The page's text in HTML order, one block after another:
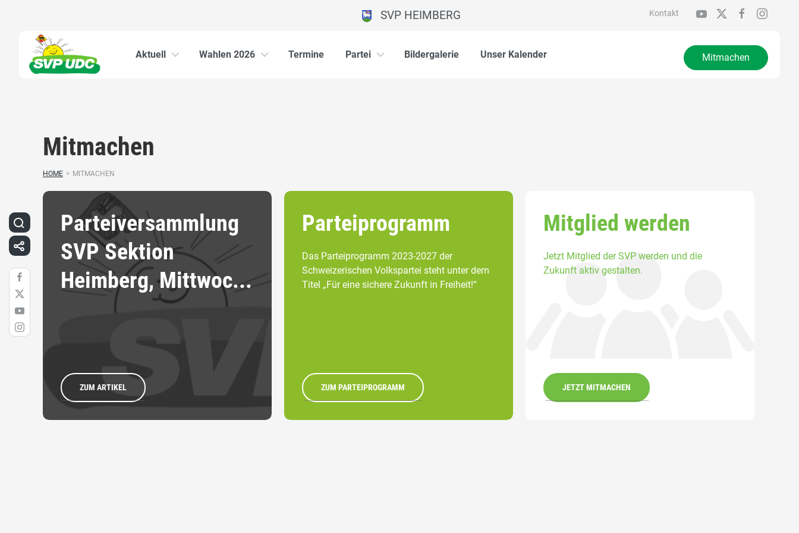
Kontakt
SVP HEIMBERG
Aktuell Wahlen 2026 Termine Partei Bildergalerie Unser Kalender Mitmachen
Mitmachen
HOME > MITMACHEN
Parteiversammlung
SVP Sektion
Heimberg, Mittwoc...
ZUM ARTIKEL
Parteiprogramm
Das Parteiprogramm 2023-2027 der
Schweizerischen Volkspartei steht unter dem
Titel „Für eine sichere Zukunft in Freiheit!“
ZUM PARTEIPROGRAMM
Mitglied werden
Jetzt Mitglied der SVP werden und die
Zukunft aktiv gestalten.
JETZT MITMACHEN